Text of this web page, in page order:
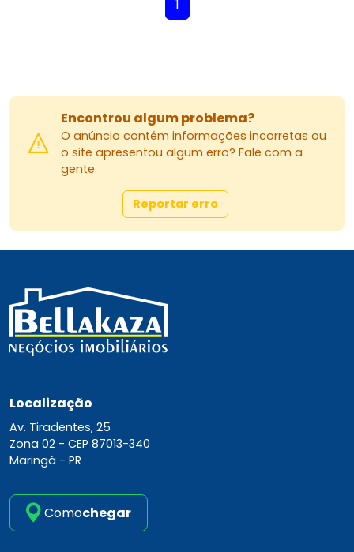
1
Encontrou algum problema?
O anúncio contém informações incorretas ou
o site apresentou algum erro? Fale com a
gente.
Reportar erro
Localização
Av. Tiradentes, 25
Zona 02 - CEP 87013-340
Maringá - PR
Comochegar